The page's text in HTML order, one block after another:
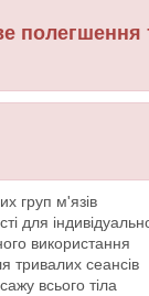
груп м'язів
для
використання
тривалих сеансів
всього тіла